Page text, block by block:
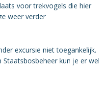
voor trekvogels die hier
weer verder
excursie niet toegankelijk.
Staatsbosbeheer kun je er wel